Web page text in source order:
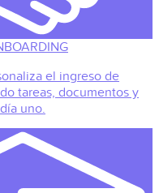
el ingreso de
tareas, documentos y
uno.